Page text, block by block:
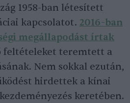
1958-ban létesített
kapcsolatot. 2016-ban
megállapodást írtak
feltételeket teremtett a
Nem sokkal ezután,
hirdettek a kínai
keretében.